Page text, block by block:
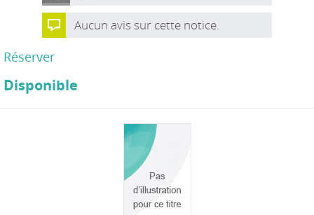
Aucun avis sur cette notice.
Réserver
Disponible